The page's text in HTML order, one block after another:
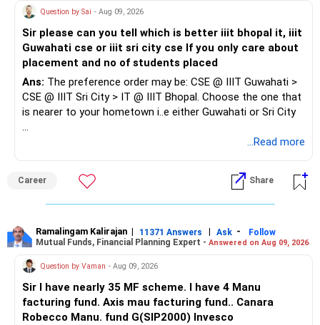
Don't focus too much on designation or salary initially. The
priority should be to re-enter the workforce, gain recent
experience and build from there.
Question by Sai - Aug 09, 2026
Sir please can you tell which is better iiit bhopal it, iiit
Guwahati cse or iiit sri city cse If you only care about
placement and no of students placed
Ans: The preference order may be: CSE @ IIIT Guwahati >
CSE @ IIIT Sri City > IT @ IIIT Bhopal. Choose the one that
is nearer to your hometown i..e either Guwahati or Sri City
Radheshyam
...Read more
Career Share
Ramalingam Kalirajan | 11371 Answers | Ask -
Follow
Mutual Funds, Financial Planning Expert - Answered on Aug 09, 2026
Question by Vaman - Aug 09, 2026
Sir I have nearly 35 MF scheme. I have 4 Manu
facturing fund. Axis mau facturing fund.. Canara
Robecco Manu. fund G(SIP2000) Invesco